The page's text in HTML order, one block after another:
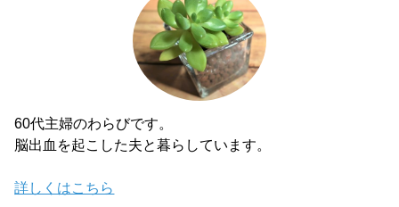
60代主婦のわらびです。
脳出血を起こした夫と暮らしています。
詳しくはこちら